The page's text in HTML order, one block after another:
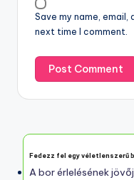
Save my name,
next time I comment.
Fedezz fel egy véletlenszerű
A bor érlelésének